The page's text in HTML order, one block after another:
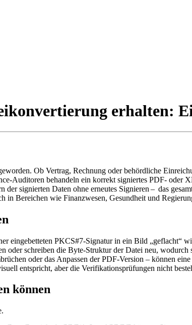
erhalten:
Ob Vertrag, Rechnung oder behördliche
behandeln ein korrekt signiertes PDF‑ oder
signierten Daten ohne erneutes Signieren – das
in Bereichen wie Finanzwesen, Gesundheit und
eingebetteten PKCS#7‑Signatur in ein Bild „geflacht“
schreiben die Byte‑Struktur der Datei neu,
oder das Anpassen der PDF‑Version – können
entspricht, aber die Verifikationsprüfungen nicht
können